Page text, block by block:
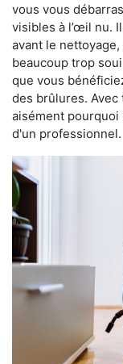
vous vous
visibles à l’œil nu.
avant le
beaucoup trop
que vous
des brûlures. Avec
aisément
d'un professionnel.